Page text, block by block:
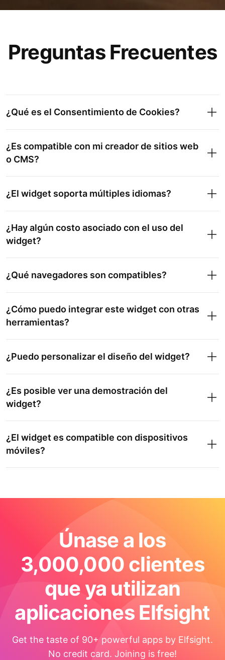
Preguntas Frecuentes
¿Qué es el Consentimiento de Cookies?
¿Es compatible con mi creador de sitios web
o CMS?
¿El widget soporta múltiples idiomas?
¿Hay algún costo asociado con el uso del
widget?
¿Qué navegadores son compatibles?
¿Cómo puedo integrar este widget con otras
herramientas?
¿Puedo personalizar el diseño del widget?
¿Es posible ver una demostración del
widget?
¿El widget es compatible con dispositivos
móviles?
Únase a los
3,000,000 clientes
que ya utilizan
aplicaciones Elfsight
Get the taste of 90+ powerful apps by Elfsight.
No credit card. Joining is free!